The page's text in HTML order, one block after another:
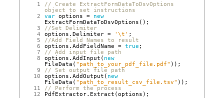
1
// Create ExtractFormDataToDsvOptions
object to set instructions
2
var options =
new
ExtractFormDataToDsvOptions ();
3
//Set Delimiter
4
options .Delimiter = '\t' ;
5
//Add Field Names to result
6
options .AddFieldName = true ;
7
// Add input file path
8
options .AddInput ( new
FileData ( "path_to_your_pdf_file.pdf" ));
9
// Set output file path
10
options .AddOutput ( new
FileData ( "path_to_result_csv_file.tsv" ));
11
// Perform the process
12
PdfExtractor. Extract (options );